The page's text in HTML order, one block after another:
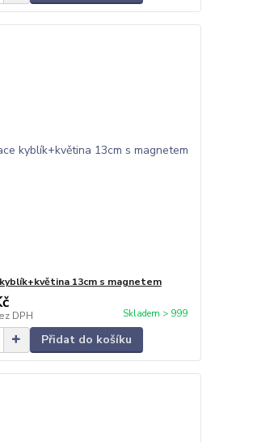
13cm s magnetem
DPH Skladem > 999
Přidat do košíku